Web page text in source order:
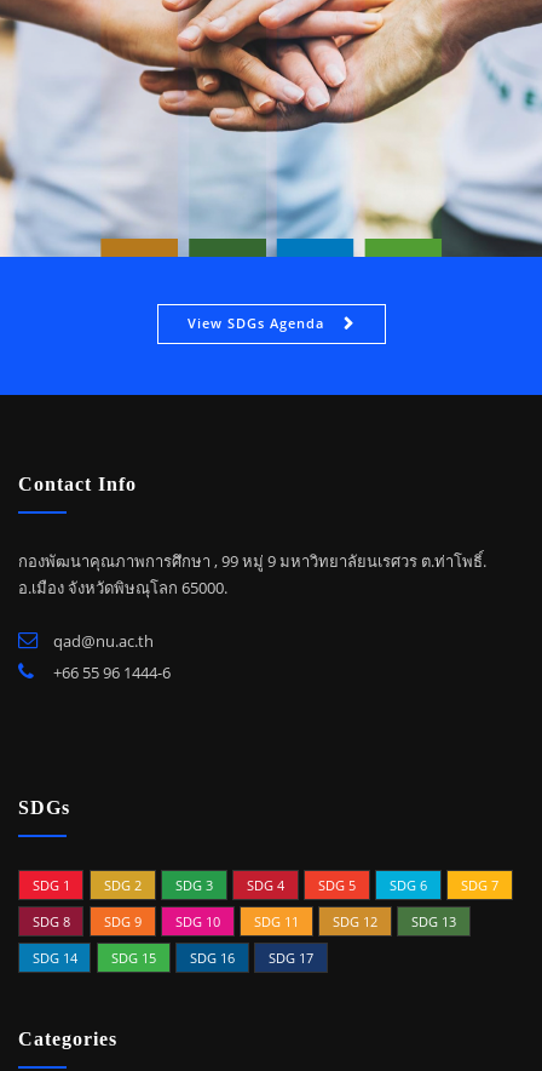
View SDGs Agenda
Contact Info
กองพัฒนาคุณภาพการศึกษา , 99 หมู่ 9 มหาวิทยาลัยนเรศวร ต.ท่าโพธิ์.
อ.เมือง จังหวัดพิษณุโลก 65000.
qad@nu.ac.th
+66 55 96 1444-6
SDGs
SDG 1 SDG 2 SDG 3 SDG 4 SDG 5 SDG 6
SDG 7
SDG 8
SDG 9 SDG 10 SDG 11 SDG 12
SDG 13
SDG 14
SDG 15 SDG 16 SDG 17
Categories